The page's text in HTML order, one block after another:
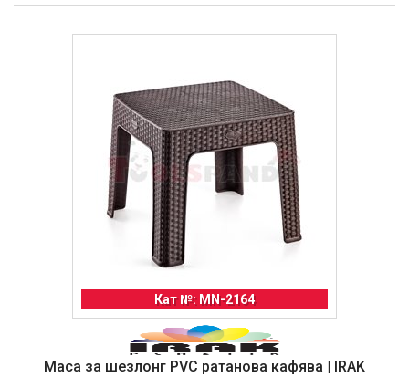
Кат №: MN-2164
Маса за шезлонг PVC ратанова кафява | IRAK